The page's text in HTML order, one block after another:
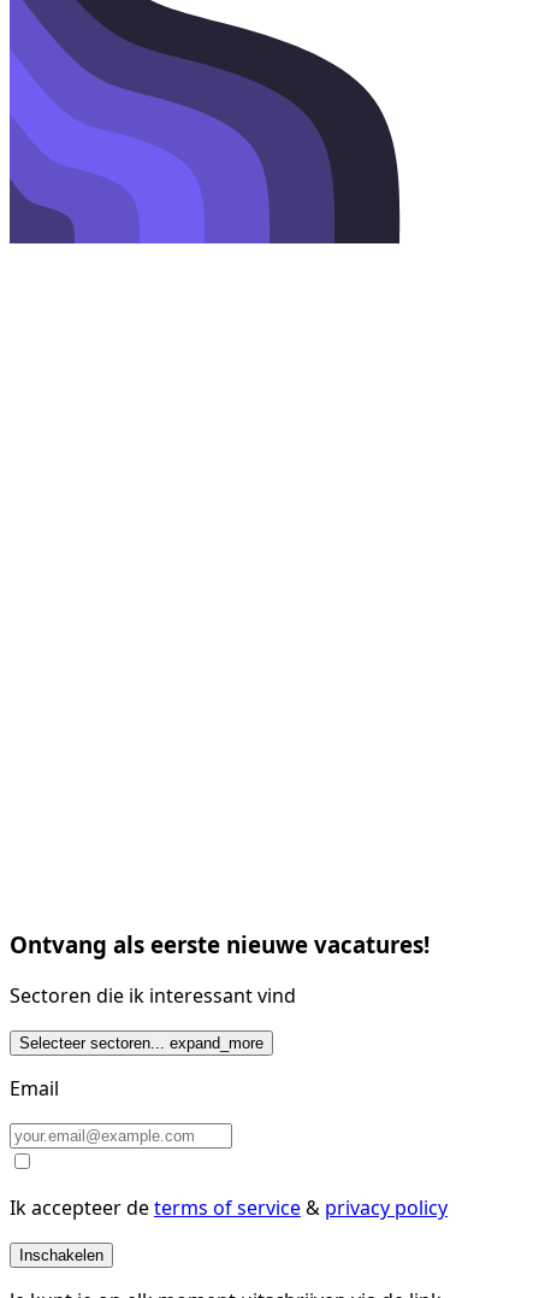
Ontvang als eerste nieuwe vacatures!
Sectoren die ik interessant vind
Selecteer sectoren... expand_more
Email
Ik accepteer determs of service& privacy policy
Inschakelen